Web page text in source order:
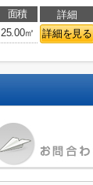
面積 詳細
25.00㎡ 詳細を見る